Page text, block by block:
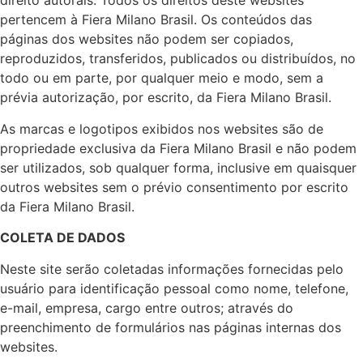
pertencem à Fiera Milano Brasil. Os conteúdos das
páginas dos websites não podem ser copiados,
reproduzidos, transferidos, publicados ou distribuídos, no
todo ou em parte, por qualquer meio e modo, sem a
prévia autorização, por escrito, da Fiera Milano Brasil.
As marcas e logotipos exibidos nos websites são de
propriedade exclusiva da Fiera Milano Brasil e não podem
ser utilizados, sob qualquer forma, inclusive em quaisquer
outros websites sem o prévio consentimento por escrito
da Fiera Milano Brasil.
COLETA DE DADOS
Neste site serão coletadas informações fornecidas pelo
usuário para identificação pessoal como nome, telefone,
e-mail, empresa, cargo entre outros; através do
preenchimento de formulários nas páginas internas dos
websites.